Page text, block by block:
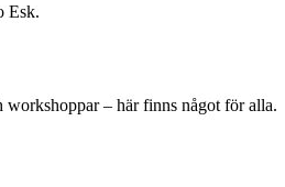
Esk.
– här finns något för alla.